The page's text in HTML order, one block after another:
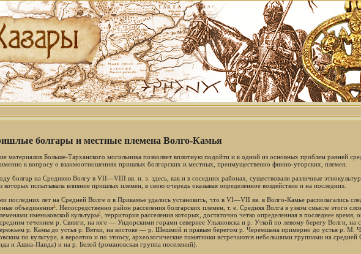
болгары и местные племена Волго-Камья
материалов Больше-Тарханского могильника позволяет вплотную подойти и к одной из основных проблем ранней
к вопросу о взаимоотношениях пришлых болгарских и местных, преимущественно финно-угорских, племен.
болгар на Среднюю Волгу в VII—VIII вв. н. э. здесь, как и в соседних районах, существовали различные
которых испытывала влияние пришлых племен, в свою очередь оказывая определенное воздействие и на последних.
последних лет на Средней Волге и в Прикамье удалось установить, что в VI—VII вв. в Волго-Камье располагались
объединения 1 . Непосредственно район расселения болгарских племен, т. е. Средняя Волга в узком смысле этого
именьковской культуры2, территория расселения которых, достаточно четко определенная в последнее время,
течением р. Свияги, на юге — Ундорскими горами севернее Ульяновска и р. Уткой по левому берегу Волги, на
р. Камы до устья р. Вятки, на востоке — р. Шешмой и правым берегом р. Черемшана примерно до устья р. М.
по культуре, а вероятно и по этносу, археологические памятники встречаются небольшими группами на
и Ашна-Панда) и на р. Белой (романовская группа поселений).